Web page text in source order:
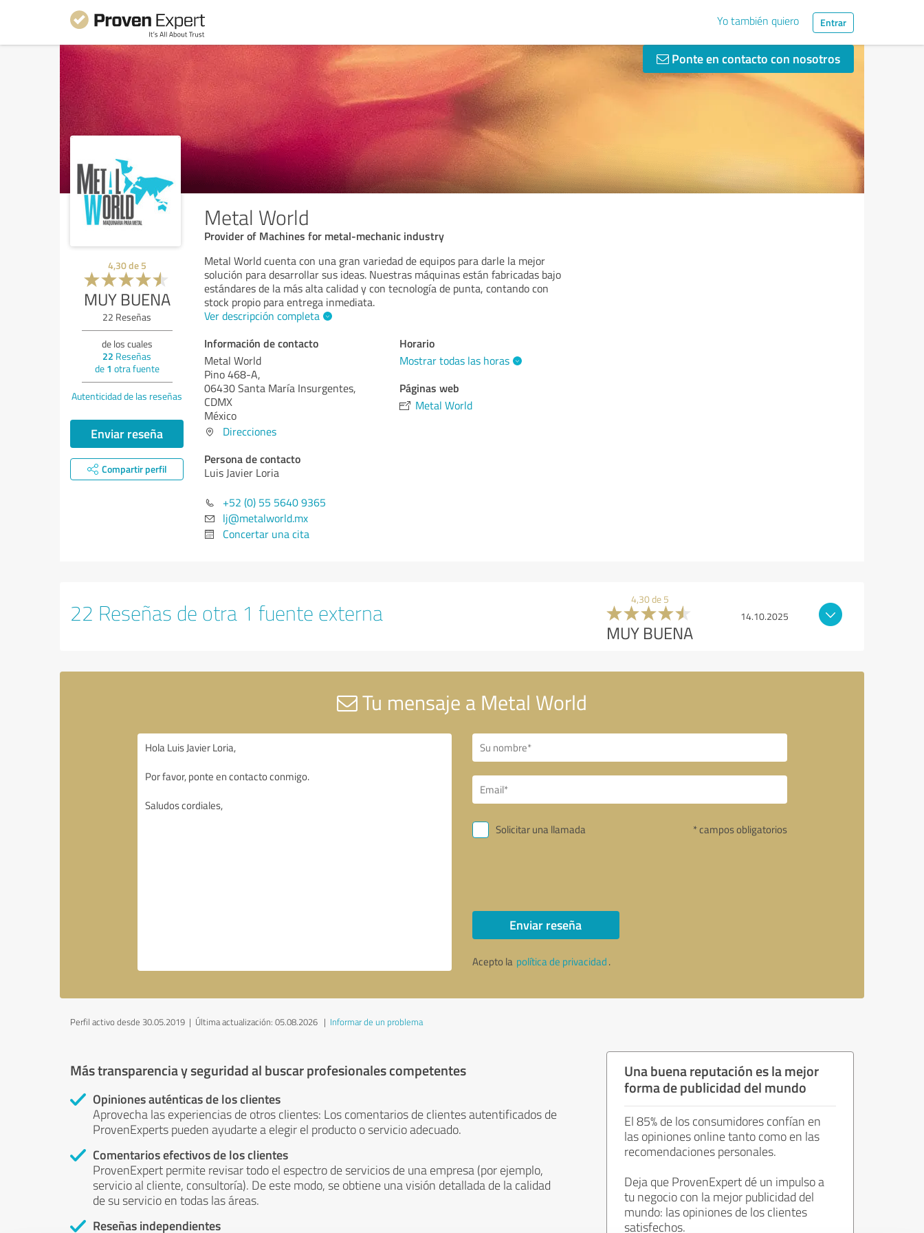
Yo también quiero Entrar
Ponte en contacto con nosotros
Metal World
Provider of Machines for metal-mechanic industry
4,30de 5
MUY BUENA
22 Reseñas
de los cuales
22 Reseñas
de 1 otra fuente
Autenticidad de las reseñas
Enviar reseña
Compartir perfil
Metal World cuenta con una gran variedad de equipos para darle la mejor
solución para desarrollar sus ideas. Nuestras máquinas están fabricadas bajo
estándares de la más alta calidad y con tecnología de punta, contando con
stock propio para entrega inmediata.
Ver descripción completa
Información de contacto
Metal World
Pino 468-A,
06430 Santa María Insurgentes,
CDMX
México
Direcciones
Persona de contacto
Luis Javier Loria
+52 (0) 55 5640 9365
lj@metalworld.mx
Concertar una cita
Horario
Mostrar todas las horas
Páginas web
Metal World
22 Reseñas de otra 1 fuente externa 4,30 de 5
MUY BUENA
14.10.2025
Tu mensaje a Metal World
Solicitar una llamada * campos obligatorios
Enviar reseña
Acepto la política de privacidad.
Perfil activo desde 30.05.2019 | Última actualización: 05.08.2026 | Informar de un problema
Más transparencia y seguridad al buscar profesionales competentes
Opiniones auténticas de los clientes
Aprovecha las experiencias de otros clientes: Los comentarios de clientes autentificados de
ProvenExperts pueden ayudarte a elegir el producto o servicio adecuado.
Comentarios efectivos de los clientes
ProvenExpert permite revisar todo el espectro de servicios de una empresa (por ejemplo,
servicio al cliente, consultoría). De este modo, se obtiene una visión detallada de la calidad
de su servicio en todas las áreas.
Reseñas independientes
Una buena reputación es la mejor
forma de publicidad del mundo
El 85% de los consumidores confían en
las opiniones online tanto como en las
recomendaciones personales.
Deja que ProvenExpert dé un impulso a
tu negocio con la mejor publicidad del
mundo: las opiniones de los clientes
satisfechos.